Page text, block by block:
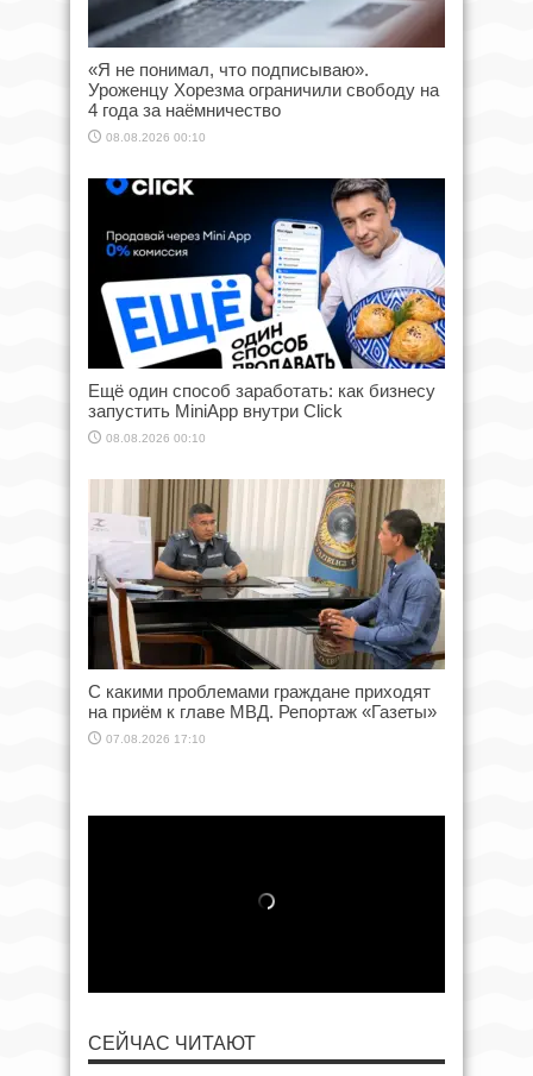
«Я не понимал, что подписываю».
Уроженцу Хорезма ограничили свободу на
4 года за наёмничество
08.08.2026 00:10
Ещё один способ заработать: как бизнесу
запустить MiniApp внутри Click
08.08.2026 00:10
С какими проблемами граждане приходят
на приём к главе МВД. Репортаж «Газеты»
07.08.2026 17:10
СЕЙЧАС ЧИТАЮТ